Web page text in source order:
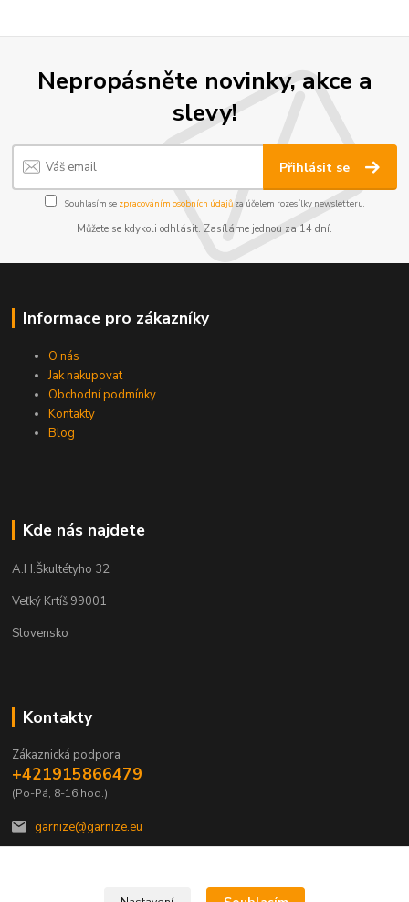
Nepropásněte novinky, akce a
slevy!
Přihlásit se
Souhlasím se zpracováním osobních údajůza účelem rozesílky newsletteru.
Můžete se kdykoli odhlásit. Zasíláme jednou za 14 dní.
Informace pro zákazníky
O nás
Jak nakupovat
Obchodní podmínky
Kontakty
Blog
Kde nás najdete
A.H.Škultétyho 32
Veľký Krtíš 99001
Slovensko
Kontakty
Zákaznická podpora
+421915866479
(Po-Pá, 8-16 hod.)
garnize@garnize.eu